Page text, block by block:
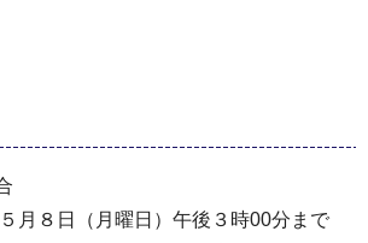
月８日（月曜日）午後３時00分まで